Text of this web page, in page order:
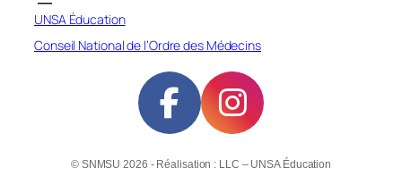
UNSA Éducation
Conseil National de l’Ordre des Médecins
© SNMSU 2026 - Réalisation : LLC – UNSA Éducation